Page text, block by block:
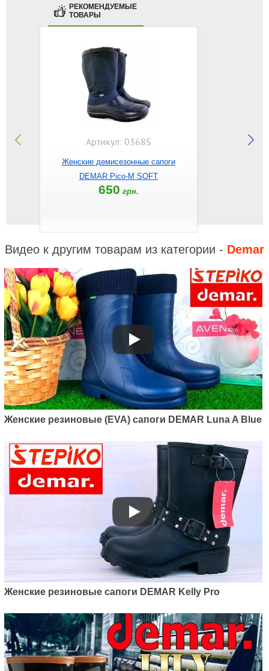
РЕКОМЕНДУЕМЫЕ
ТОВАРЫ
Артикул: 0368S
Женские демисезонные сапоги
DEMAR Pico-M SOFT
650 грн.
Видео к другим товарам из категории - Demar
Женские резиновые (EVA) сапоги DEMAR Luna A Blue
Женские резиновые сапоги DEMAR Kelly Pro